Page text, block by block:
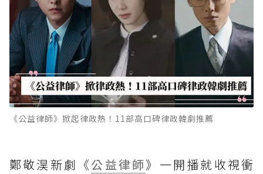
《公益律師》掀起律政熱！11部高口碑律政韓劇推薦
鄭敬淏新劇《公益律師》一開播就收視衝